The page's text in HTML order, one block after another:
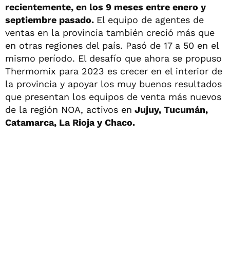
recientemente, en los 9 meses entre enero y
septiembre pasado. El equipo de agentes de
ventas en la provincia también creció más que
en otras regiones del país. Pasó de 17 a 50 en el
mismo período. El desafío que ahora se propuso
Thermomix para 2023 es crecer en el interior de
la provincia y apoyar los muy buenos resultados
que presentan los equipos de venta más nuevos
de la región NOA, activos en Jujuy, Tucumán,
Catamarca, La Rioja y Chaco.